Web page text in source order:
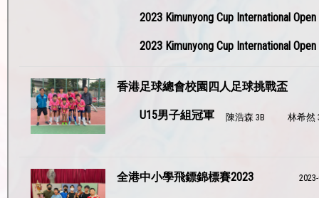
2023 Kimunyong Cup International
2023 Kimunyong Cup International
香港足球總會校園四人足球挑戰盃
U15男子組冠軍 陳浩森 3B 林希然
全港中小學飛鏢錦標賽2023